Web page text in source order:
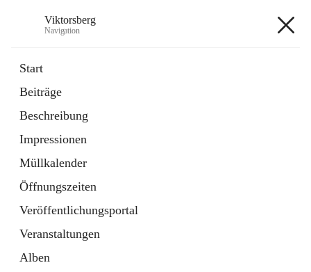
Viktorsberg
Navigation
Start
Beiträge
Beschreibung
Impressionen
Müllkalender
Öffnungszeiten
Veröffentlichungsportal
Veranstaltungen
Alben
1 Schnellzugriff
Bürgerservice
10 Schnellzugriffe